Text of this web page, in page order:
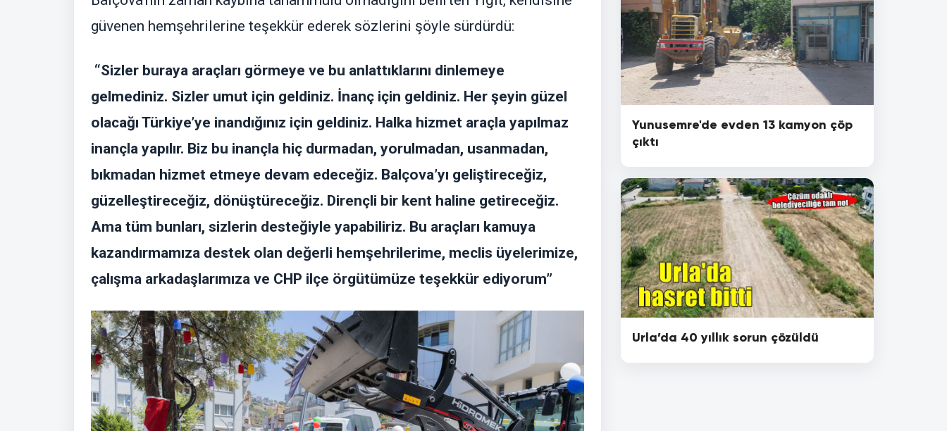
güvenen hemşehrilerine teşekkür ederek sözlerini şöyle sürdürdü:
“Sizler buraya araçları görmeye ve bu anlattıklarını dinlemeye
gelmediniz. Sizler umut için geldiniz. İnanç için geldiniz. Her şeyin güzel
olacağı Türkiye’ye inandığınız için geldiniz. Halka hizmet araçla yapılmaz
inançla yapılır. Biz bu inançla hiç durmadan, yorulmadan, usanmadan,
bıkmadan hizmet etmeye devam edeceğiz. Balçova’yı geliştireceğiz,
güzelleştireceğiz, dönüştüreceğiz. Dirençli bir kent haline getireceğiz.
Ama tüm bunları, sizlerin desteğiyle yapabiliriz. Bu araçları kamuya
kazandırmamıza destek olan değerli hemşehrilerime, meclis üyelerimize,
çalışma arkadaşlarımıza ve CHP ilçe örgütümüze teşekkür ediyorum”
Yunusemre'de evden 13 kamyon çöp
çıktı
Urla’da 40 yıllık sorun çözüldü